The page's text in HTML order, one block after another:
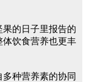
的日子里报告的
饮食营养也更丰
种营养素的协同